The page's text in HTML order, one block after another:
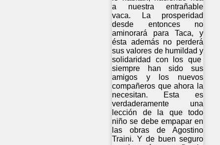
a nuestra entrañable
vaca. La prosperidad
desde entonces no
aminorará para Taca, y
ésta además no perderá
sus valores de humildad y
solidaridad con los que
siempre han sido sus
amigos y los nuevos
compañeros que ahora la
necesitan. Esta es
verdaderamente una
lección de la que todo
niño se debe empapar en
las obras de Agostino
Traini. Y de buen seguro